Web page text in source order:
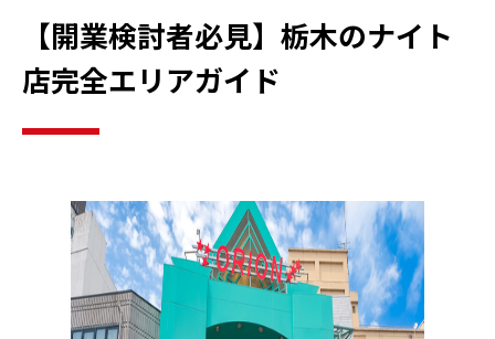
【開業検討者必見】栃木のナイト
店完全エリアガイド